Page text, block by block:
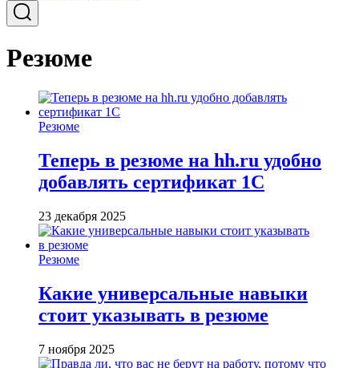
Резюме
Резюме
Теперь в резюме на hh.ru удобно
добавлять сертификат 1С
23 декабря 2025
Резюме
Какие универсальные навыки
стоит указывать в резюме
7 ноября 2025